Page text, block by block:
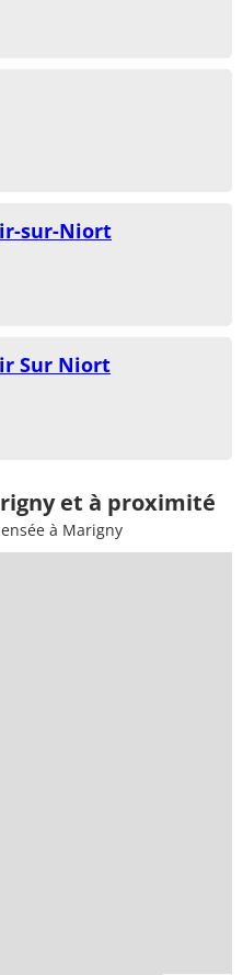
sur-Niort
Sur Niort
et à proximité
à Marigny